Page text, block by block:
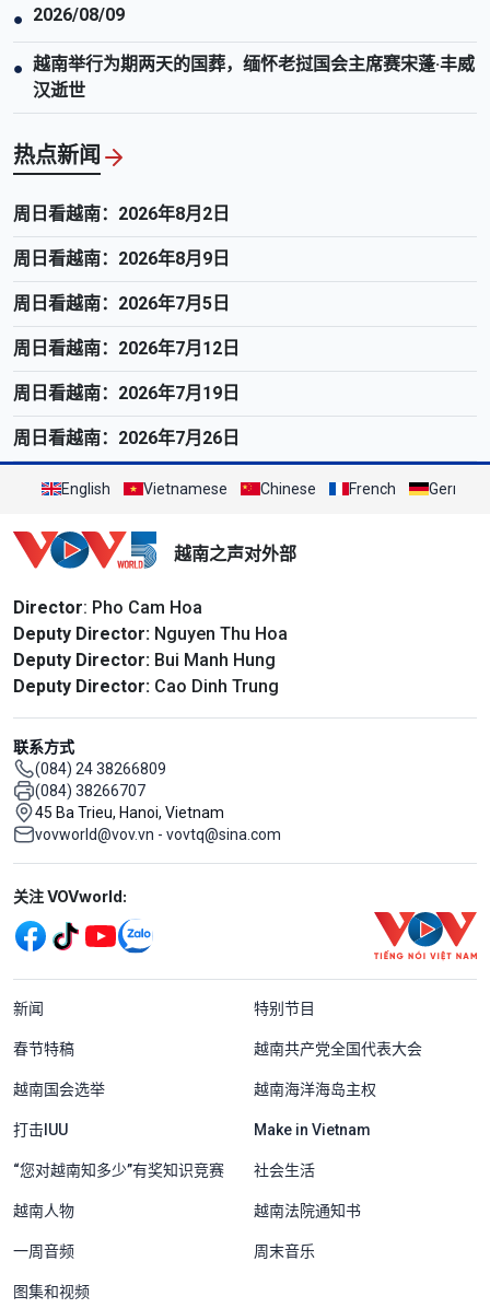
● 2026/08/09
● 越南举行为期两天的国葬，缅怀老挝国会主席赛宋蓬·丰威
汉逝世
热点新闻
周日看越南：2026年8月2日
周日看越南：2026年8月9日
周日看越南：2026年7月5日
周日看越南：2026年7月12日
周日看越南：2026年7月19日
周日看越南：2026年7月26日
English Vietnamese Chinese French German
越南之声对外部
Director: Pho Cam Hoa
Deputy Director: Nguyen Thu Hoa
Deputy Director: Bui Manh Hung
Deputy Director: Cao Dinh Trung
联系方式
(084) 24 38266809
(084) 38266707
45 Ba Trieu, Hanoi, Vietnam
vovworld@vov.vn - vovtq@sina.com
Mạng xã hội
关注 VOVworld:
Menu footer tiếng Trung Quốc
新闻 特别节目
春节特稿 越南共产党全国代表大会
越南国会选举 越南海洋海岛主权
打击IUU Make in Vietnam
“您对越南知多少”有奖知识竞赛 社会生活
越南人物 越南法院通知书
一周音频 周末音乐
图集和视频